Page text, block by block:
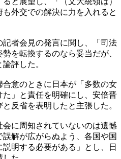
外交での解決に力を入れると
者会見の発言に関し、「司法
を転換するのなら妥当だが、
評した。
意のときに日本が「多数の女
」と責任を明確にし、安倍晋
反省を表明したと主張した。
に周知されていないのは遺憾
解が広がらぬよう、各国や国
明する必要がある」とし、日